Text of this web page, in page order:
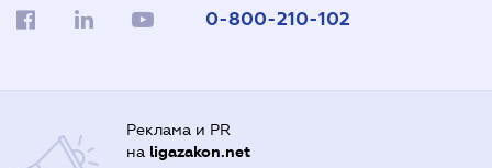
0-800-210-102
Реклама и PR
на ligazakon.net